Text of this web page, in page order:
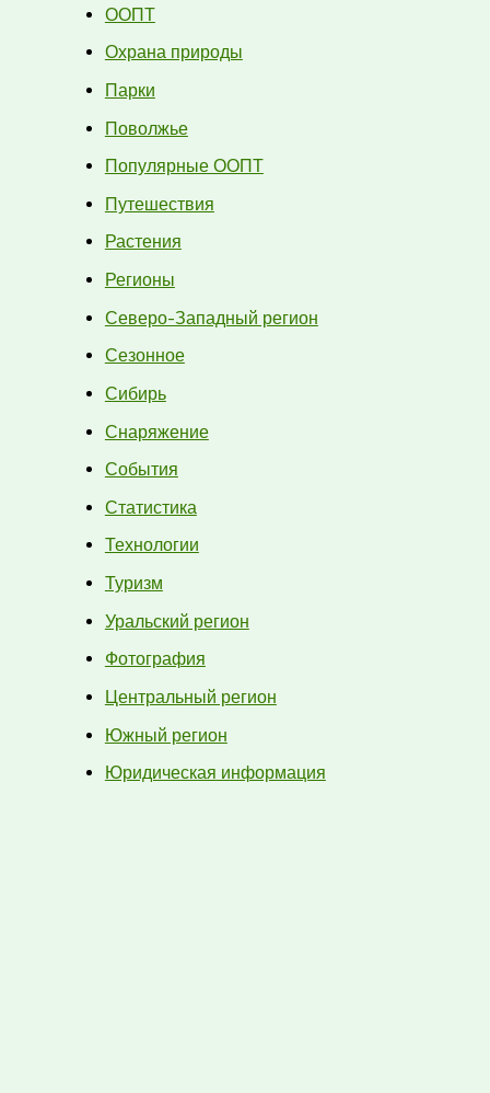
ООПТ
Охрана природы
Парки
Поволжье
Популярные ООПТ
Путешествия
Растения
Регионы
Северо-Западный регион
Сезонное
Сибирь
Снаряжение
События
Статистика
Технологии
Туризм
Уральский регион
Фотография
Центральный регион
Южный регион
Юридическая информация